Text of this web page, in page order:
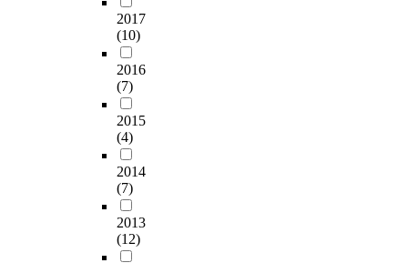
2017
(10)
2016
(7)
2015
(4)
2014
(7)
2013
(12)